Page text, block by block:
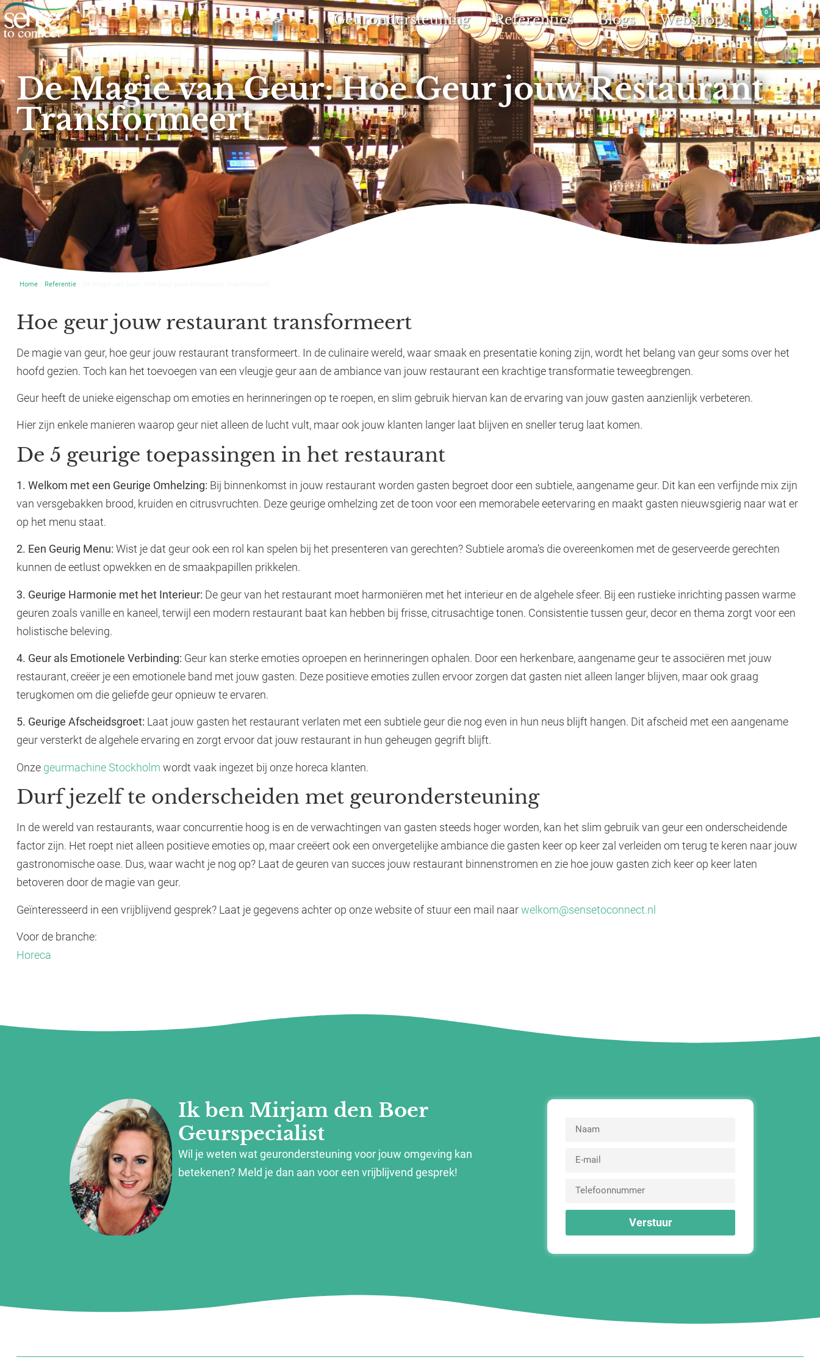
Geurondersteuning Referenties Blogs Webshop 0
De Magie van Geur: Hoe Geur jouw Restaurant
Transformeert
Home Referentie
Hoe geur jouw restaurant transformeert
De magie van geur, hoe geur jouw restaurant transformeert. In de culinaire wereld, waar smaak en presentatie koning zijn, wordt het belang van geur soms over het
hoofd gezien. Toch kan het toevoegen van een vleugje geur aan de ambiance van jouw restaurant een krachtige transformatie teweegbrengen.
Geur heeft de unieke eigenschap om emoties en herinneringen op te roepen, en slim gebruik hiervan kan de ervaring van jouw gasten aanzienlijk verbeteren.
Hier zijn enkele manieren waarop geur niet alleen de lucht vult, maar ook jouw klanten langer laat blijven en sneller terug laat komen.
De 5 geurige toepassingen in het restaurant
1. Welkom met een Geurige Omhelzing: Bij binnenkomst in jouw restaurant worden gasten begroet door een subtiele, aangename geur. Dit kan een verfijnde mix zijn
van versgebakken brood, kruiden en citrusvruchten. Deze geurige omhelzing zet de toon voor een memorabele eetervaring en maakt gasten nieuwsgierig naar wat er
op het menu staat.
2. Een Geurig Menu: Wist je dat geur ook een rol kan spelen bij het presenteren van gerechten? Subtiele aroma’s die overeenkomen met de geserveerde gerechten
kunnen de eetlust opwekken en de smaakpapillen prikkelen.
3. Geurige Harmonie met het Interieur: De geur van het restaurant moet harmoniëren met het interieur en de algehele sfeer. Bij een rustieke inrichting passen warme
geuren zoals vanille en kaneel, terwijl een modern restaurant baat kan hebben bij frisse, citrusachtige tonen. Consistentie tussen geur, decor en thema zorgt voor een
holistische beleving.
4. Geur als Emotionele Verbinding: Geur kan sterke emoties oproepen en herinneringen ophalen. Door een herkenbare, aangename geur te associëren met jouw
restaurant, creëer je een emotionele band met jouw gasten. Deze positieve emoties zullen ervoor zorgen dat gasten niet alleen langer blijven, maar ook graag
terugkomen om die geliefde geur opnieuw te ervaren.
5. Geurige Afscheidsgroet: Laat jouw gasten het restaurant verlaten met een subtiele geur die nog even in hun neus blijft hangen. Dit afscheid met een aangename
geur versterkt de algehele ervaring en zorgt ervoor dat jouw restaurant in hun geheugen gegrift blijft.
Onze geurmachine Stockholm wordt vaak ingezet bij onze horeca klanten.
Durf jezelf te onderscheiden met geurondersteuning
In de wereld van restaurants, waar concurrentie hoog is en de verwachtingen van gasten steeds hoger worden, kan het slim gebruik van geur een onderscheidende
factor zijn. Het roept niet alleen positieve emoties op, maar creëert ook een onvergetelijke ambiance die gasten keer op keer zal verleiden om terug te keren naar jouw
gastronomische oase. Dus, waar wacht je nog op? Laat de geuren van succes jouw restaurant binnenstromen en zie hoe jouw gasten zich keer op keer laten
betoveren door de magie van geur.
Geïnteresseerd in een vrijblijvend gesprek? Laat je gegevens achter op onze website of stuur een mail naarwelkom@sensetoconnect.nl
Voor de branche:
Horeca
Ik ben Mirjam den Boer
Geurspecialist
Wil je weten wat geurondersteuning voor jouw omgeving kan
betekenen? Meld je dan aan voor een vrijblijvend gesprek!
Verstuur